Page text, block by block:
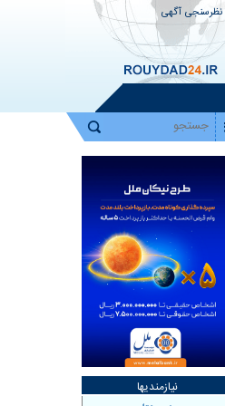
نظرسنجی آگهی
نیازمندیها